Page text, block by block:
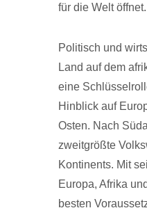
für die Welt öffnet.
Politisch und
Land auf dem
eine
Hinblick auf
Osten. Nach
zweitgrößte
Kontinents. Mit
Europa, Afrika
besten